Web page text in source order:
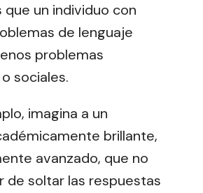
un individuo con
de lenguaje
problemas
sociales.
imagina a un
brillante,
avanzado, que no
de soltar las respuestas